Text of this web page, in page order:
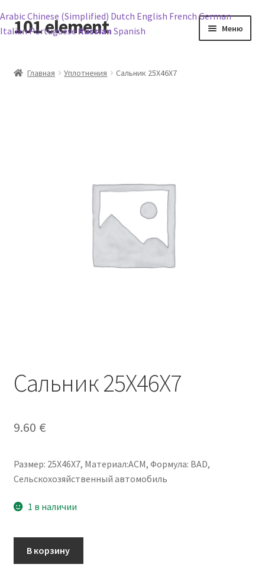
Перейти
к
Перейти
к
101 element Меню
Оформление заказа
Главная Уплотнения Сальник 25X46X7
Сальник 25X46X7
9.60 €
Размер: 25X46X7, Материал:ACM, Формула: BAD,
Сельскохозяйственный автомобиль
1 в наличии
В корзину
ArabicChinese (Simplified) Dutch English French German
ItalianPortuguese Russian Spanish